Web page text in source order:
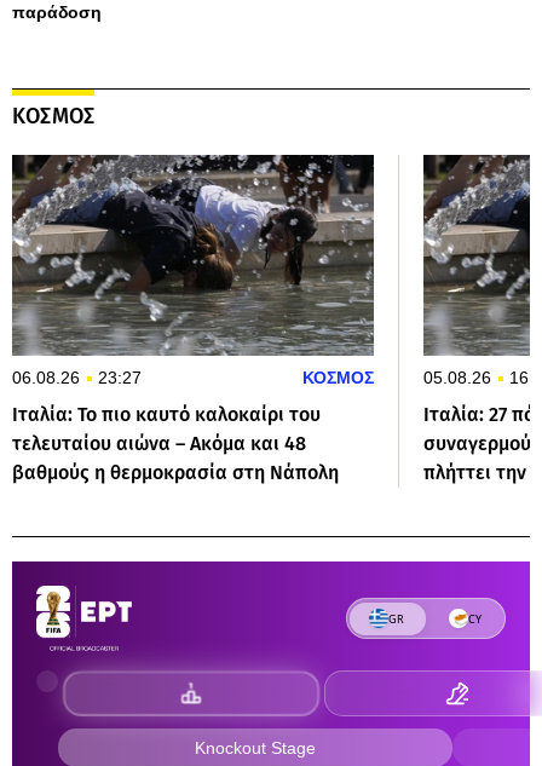
παράδοση
ΚΟΣΜΟΣ
06.08.26 23:27 ΚΟΣΜΟΣ
Ιταλία: Το πιο καυτό καλοκαίρι του
τελευταίου αιώνα – Ακόμα και 48
βαθμούς η θερμοκρασία στη Νάπολη
05.08.26
Ιταλία: 27
συναγερμού
πλήττει την